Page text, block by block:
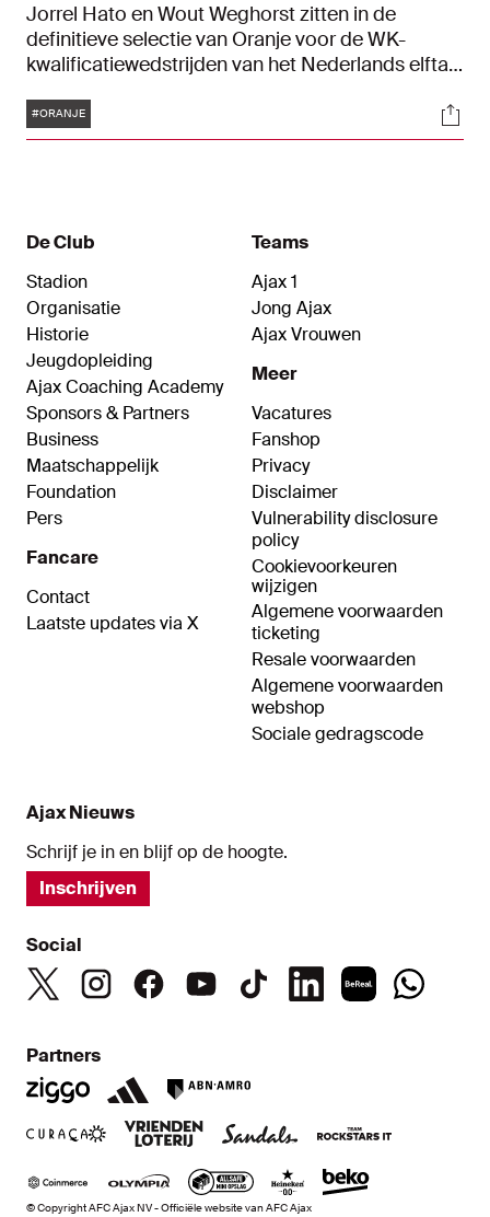
Jorrel Hato en Wout Weghorst zitten in de
definitieve selectie van Oranje voor de WK-
kwalificatiewedstrijden van het Nederlands elftal
Tags
#ORANJE
De Club
Stadion
Organisatie
Historie
Jeugdopleiding
Ajax Coaching Academy
Sponsors & Partners
Business
Maatschappelijk
Foundation
Pers
Fancare
Contact
Laatste updates via X
Teams
Ajax 1
Jong Ajax
Ajax Vrouwen
Meer
Vacatures
Fanshop
Privacy
Disclaimer
Vulnerability disclosure
policy
Cookievoorkeuren
wijzigen
Algemene voorwaarden
ticketing
Resale voorwaarden
Algemene voorwaarden
webshop
Sociale gedragscode
Ajax Nieuws
Schrijf je in en blijf op de hoogte.
Inschrijven
Social
Partners
© Copyright AFC Ajax NV - Officiële website van AFC Ajax